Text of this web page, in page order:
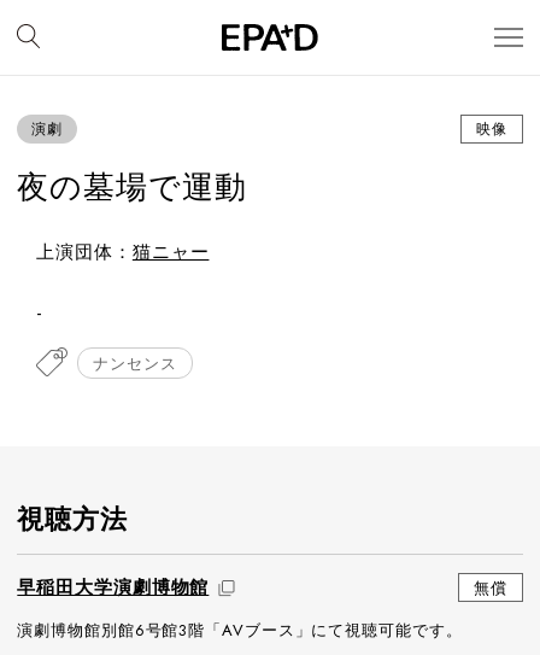
演劇 映像
夜の墓場で運動
上演団体： 猫ニャー
-
ナンセンス
視聴方法
早稲田大学演劇博物館
無償
演劇博物館別館6号館3階「AVブース」にて視聴可能です。